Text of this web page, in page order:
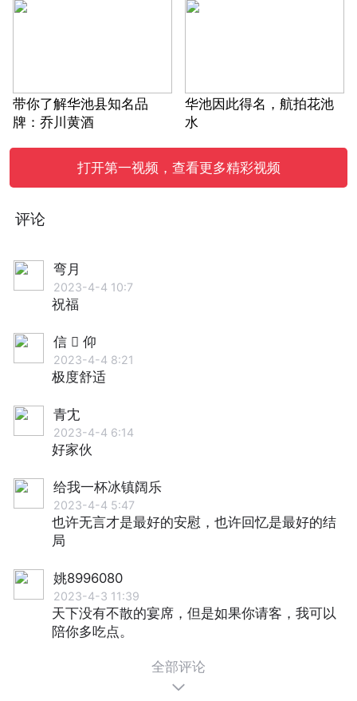
带你了解华池县知名品
牌：乔川黄酒
华池因此得名，航拍花池
水
打开第一视频，查看更多精彩视频
评论
弯月
2023-4-4 10:7
祝福
信  仰
2023-4-4 8:21
极度舒适
青冘
2023-4-4 6:14
好家伙
给我一杯冰镇阔乐
2023-4-4 5:47
也许⽆⾔才是最好的安慰，也许回忆是最好的结
局
姚8996080
2023-4-3 11:39
天下没有不散的宴席，但是如果你请客，我可以
陪你多吃点。
全部评论